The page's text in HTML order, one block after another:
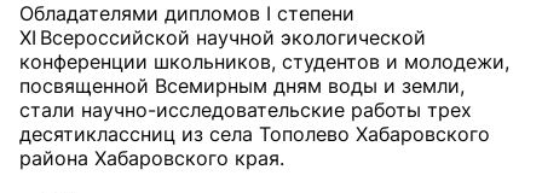
Обладателями дипломов I степени
XI Всероссийской научной экологической
конференции школьников, студентов и молодежи,
посвященной Всемирным дням воды и земли,
стали научно-исследовательские работы трех
десятиклассниц из села Тополево Хабаровского
района Хабаровского края.